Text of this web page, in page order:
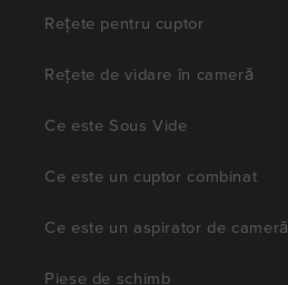
Rețete pentru cuptor
Rețete de vidare în cameră
Ce este Sous Vide
Ce este un cuptor combinat
Ce este un aspirator de cameră
Piese de schimb